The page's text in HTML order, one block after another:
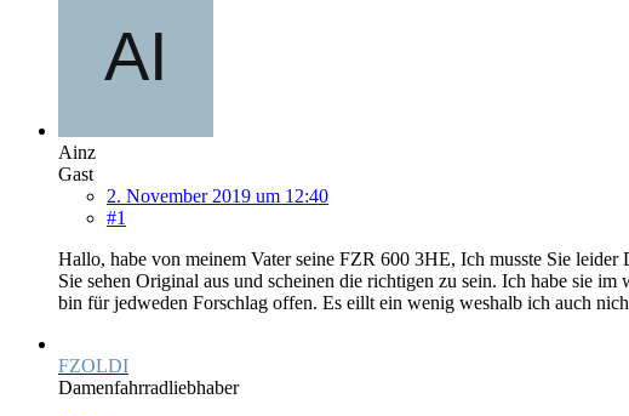
Ainz
Gast
2. November 2019 um 12:40
#1
Hallo, habe von meinem Vater seine FZR 600 3HE, Ich musste Sie
Sie sehen Original aus und scheinen die richtigen zu sein. Ich habe sie
bin für jedweden Forschlag offen. Es eillt ein wenig weshalb ich auch
FZOLDI
Damenfahrradliebhaber